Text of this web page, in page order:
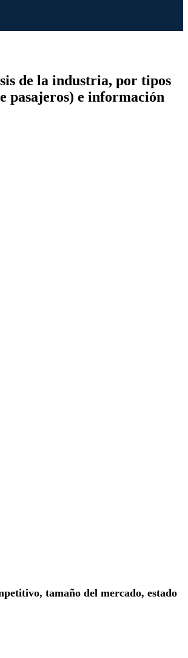
de la industria, por tipos
pasajeros) e información
tamaño del mercado, estado